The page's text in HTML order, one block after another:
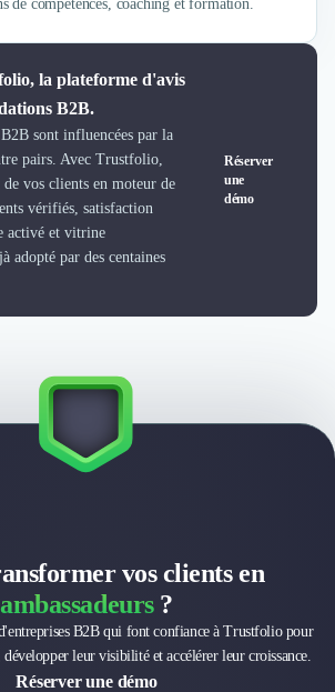
IT)
de compétences, coaching et formation.
la plateforme d'avis
B2B.
sont influencées par la
pairs. Avec Trustfolio,
vos clients en moteur de
vérifiés, satisfaction
activé et vitrine
adopté par des centaines
Réserver
une
démo
vos clients en
ambassadeurs?
B2B qui font confiance à Trustfolio pour
leur visibilité et accélérer leur croissance.
Réserver une démo